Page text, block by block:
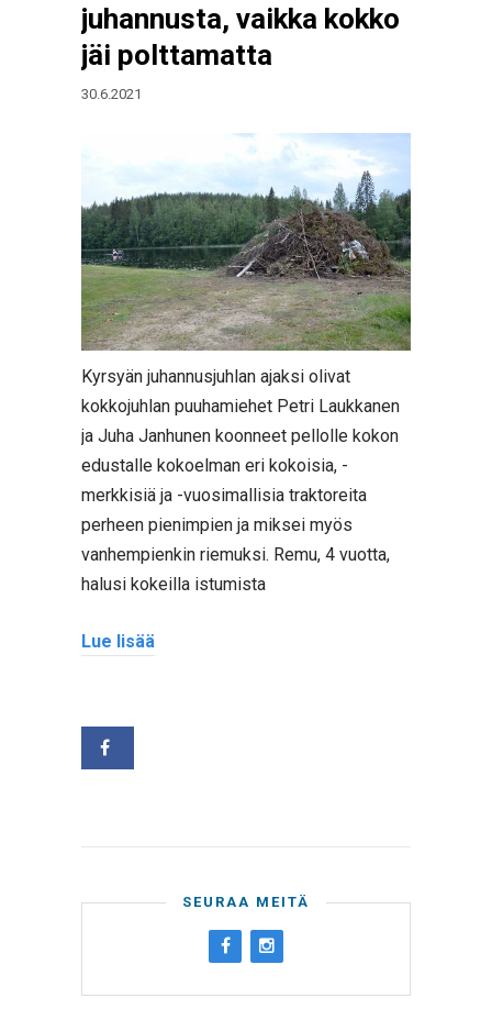
juhannusta, vaikka kokko
jäi polttamatta
30.6.2021
Kyrsyän juhannusjuhlan ajaksi olivat
kokkojuhlan puuhamiehet Petri Laukkanen
ja Juha Janhunen koonneet pellolle kokon
edustalle kokoelman eri kokoisia, -
merkkisiä ja -vuosimallisia traktoreita
perheen pienimpien ja miksei myös
vanhempienkin riemuksi. Remu, 4 vuotta,
halusi kokeilla istumista
Lue lisää
SEURAA MEITÄ